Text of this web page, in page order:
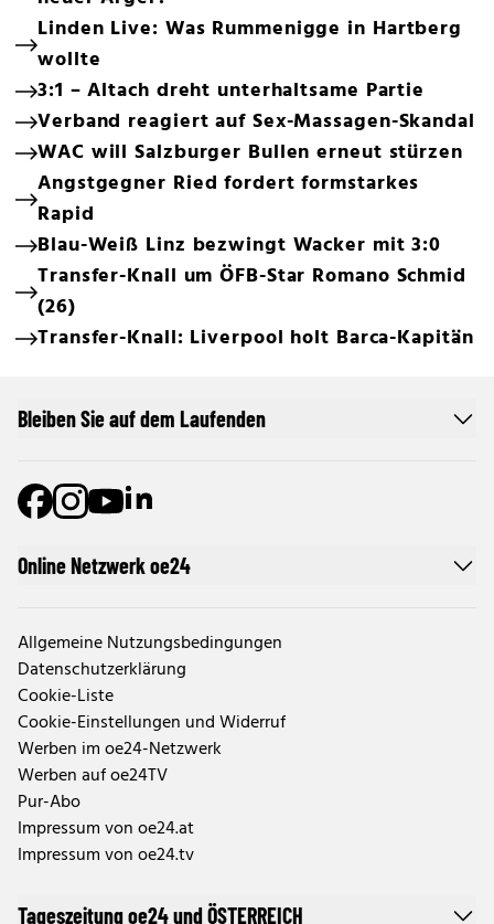
Linden Live: Was Rummenigge in Hartberg
wollte
3:1 – Altach dreht unterhaltsame Partie
Verband reagiert auf Sex-Massagen-Skandal
WAC will Salzburger Bullen erneut stürzen
Angstgegner Ried fordert formstarkes
Rapid
Blau-Weiß Linz bezwingt Wacker mit 3:0
Transfer-Knall um ÖFB-Star Romano Schmid
(26)
Transfer-Knall: Liverpool holt Barca-Kapitän
Online Netzwerk oe24
Allgemeine Nutzungsbedingungen
Datenschutzerklärung
Cookie-Liste
Cookie-Einstellungen und Widerruf
Werben im oe24-Netzwerk
Werben auf oe24TV
Pur-Abo
Impressum von oe24.at
Impressum von oe24.tv
Tageszeitung oe24 und ÖSTERREICH
Bleiben Sie auf dem Laufenden